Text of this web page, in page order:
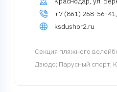
+7 (861) 268-56-
ksdushor2.ru
Cекция пляжного
Дзюдо; Парусный спорт;